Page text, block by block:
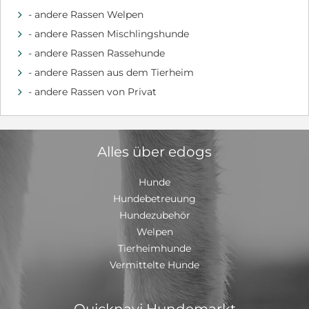
wieder noch - die gängigen Kommandos hat sie drauf -
auf andere Hunde, sie ist ruhig und neugierig Wir
freuen uns über Interessenten, gemeinsame
d - andere Rassen Welpen
d - andere Rassen Mischlingshunde
d - andere Rassen Rassehunde
d - andere Rassen aus dem Tierheim
d - andere Rassen von Privat
Alles über edogs
Hunde
Hundebetreuung
Hundezubehör
Welpen
Tierheimhunde
Vermittelte Hunde